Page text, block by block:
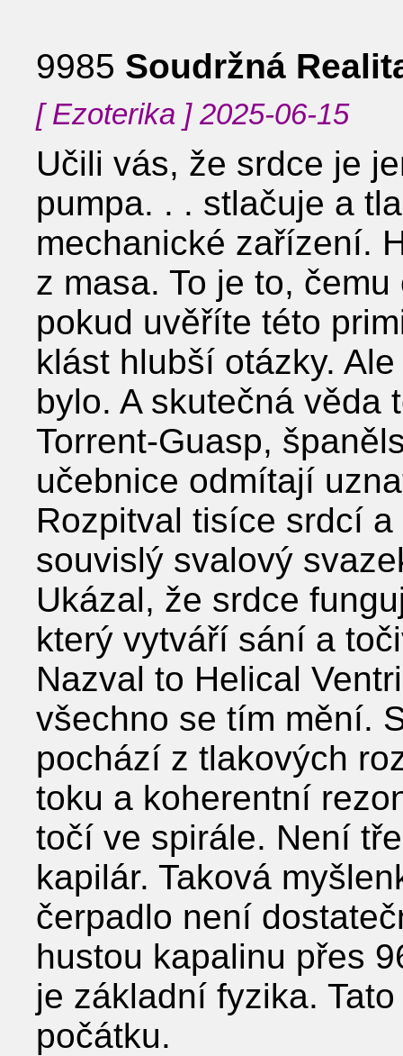
9985 Soudržná
[ Ezoterika ] 2025-06-15
Učili vás, že srdce je
pumpa. . . stlačuje a
mechanické zařízení.
z masa. To je to,
pokud uvěříte této
klást hlubší otázky.
bylo. A skutečná věda
Torrent-Guasp,
učebnice odmítají
Rozpitval tisíce srdcí
souvislý svalový
Ukázal, že srdce
který vytváří sání a
Nazval to Helical
všechno se tím mění.
pochází z tlakových
toku a koherentní
točí ve spirále. Není
kapilár. Taková
čerpadlo není
hustou kapalinu přes
je základní fyzika.
počátku.